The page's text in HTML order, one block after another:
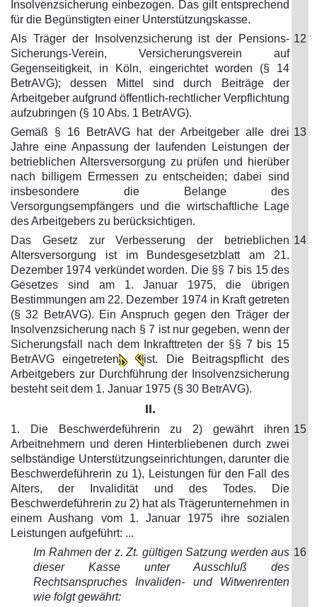
Insolvenzsicherung einbezogen. Das gilt entsprechend
für die Begünstigten einer Unterstützungskasse.
Als Träger der Insolvenzsicherung ist der Pensions-
Sicherungs-Verein, Versicherungsverein auf
Gegenseitigkeit, in Köln, eingerichtet worden (§ 14
BetrAVG); dessen Mittel sind durch Beiträge der
Arbeitgeber aufgrund öffentlich-rechtlicher Verpflichtung
aufzubringen (§ 10 Abs. 1 BetrAVG).
12
Gemäß § 16 BetrAVG hat der Arbeitgeber alle drei
Jahre eine Anpassung der laufenden Leistungen der
betrieblichen Altersversorgung zu prüfen und hierüber
nach billigem Ermessen zu entscheiden; dabei sind
insbesondere die Belange des
Versorgungsempfängers und die wirtschaftliche Lage
des Arbeitgebers zu berücksichtigen.
13
Das Gesetz zur Verbesserung der betrieblichen
Altersversorgung ist im Bundesgesetzblatt am 21.
Dezember 1974 verkündet worden. Die §§ 7 bis 15 des
Gesetzes sind am 1. Januar 1975, die übrigen
Bestimmungen am 22. Dezember 1974 in Kraft getreten
(§ 32 BetrAVG). Ein Anspruch gegen den Träger der
Insolvenzsicherung nach § 7 ist nur gegeben, wenn der
Sicherungsfall nach dem Inkrafttreten der §§ 7 bis 15
BetrAVG eingetreten
ist. Die Beitragspflicht des
Arbeitgebers zur Durchführung der Insolvenzsicherung
besteht seit dem 1. Januar 1975 (§ 30 BetrAVG).
14
II.
1. Die Beschwerdeführerin zu 2) gewährt ihren
Arbeitnehmern und deren Hinterbliebenen durch zwei
selbständige Unterstützungseinrichtungen, darunter die
Beschwerdeführerin zu 1), Leistungen für den Fall des
Alters, der Invalidität und des Todes. Die
Beschwerdeführerin zu 2) hat als Trägerunternehmen in
einem Aushang vom 1. Januar 1975 ihre sozialen
Leistungen aufgeführt: ...
15
Im Rahmen der z. Zt. gültigen Satzung werden aus
dieser Kasse unter Ausschluß des
Rechtsanspruches Invaliden- und Witwenrenten
wie folgt gewährt:
16